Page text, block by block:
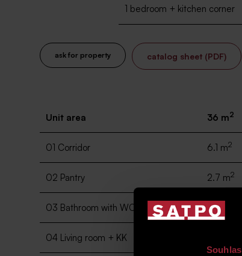
Souhlas
1 bedroom + kitchen corner
ask for property catalog sheet (PDF)
Unit area 36 m2
01 Corridor 6.1 m2
02 Pantry 2.7 m2
03 Bathroom with WC 3 m
04 Living room + KK